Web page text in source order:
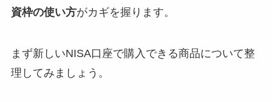
資枠の使い方がカギを握ります。
まず新しいNISA口座で購入できる商品について整
理してみましょう。